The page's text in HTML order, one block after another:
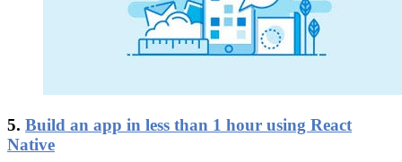
5. Build an app in less than 1 hour using React
Native